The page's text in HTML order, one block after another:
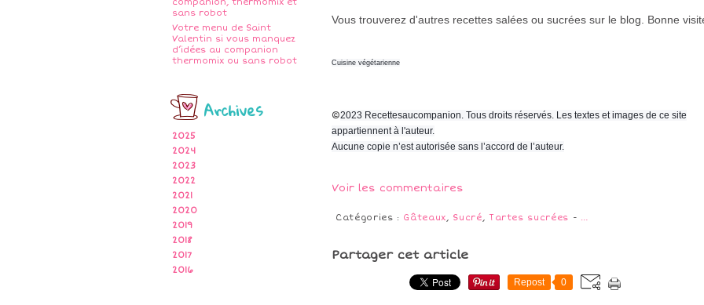
sans robot
Votre menu de Saint
Valentin si vous manquez
d’idées au companion
thermomix ou sans robot
Archives
2025
2024
2023
2022
2021
2020
2019
2018
2017
2016
Vous trouverez d'autres recettes salées ou sucrées sur le blog. Bonne
Cuisine végétarienne
©2023 Recettesaucompanion. Tous droits réservés. Les textes et images de ce site
appartiennent à l'auteur.
Aucune copie n’est autorisée sans l’accord de l’auteur.
Voir les commentaires
Catégories : Gâteaux, Sucré, Tartes sucrées - …
Partager cet article
Repost 0